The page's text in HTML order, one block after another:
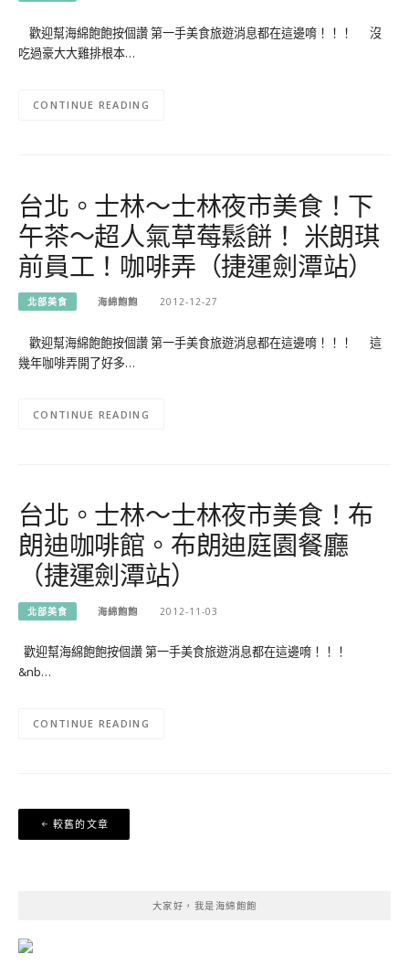
歡迎幫海綿飽飽按個讚 第一手美食旅遊消息都在這邊唷！！！ 沒
吃過豪大大雞排根本…
CONTINUE READING
台北。士林～士林夜市美食！下
午茶～超人氣草莓鬆餅！ 米朗琪
前員工！咖啡弄（捷運劍潭站）
北部美食 海綿飽飽 2012-12-27
歡迎幫海綿飽飽按個讚 第一手美食旅遊消息都在這邊唷！！！ 這
幾年咖啡弄開了好多…
CONTINUE READING
台北。士林～士林夜市美食！布
朗迪咖啡館。布朗迪庭園餐廳
（捷運劍潭站）
北部美食 海綿飽飽 2012-11-03
歡迎幫海綿飽飽按個讚 第一手美食旅遊消息都在這邊唷！！！
&nb…
CONTINUE READING
文
章
較舊的文章
大家好，我是海綿飽飽